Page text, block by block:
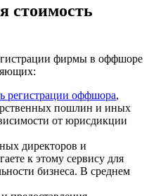
стоимость
фирмы в оффшоре
регистрации оффшора,
пошлин и иных
от юрисдикции
директоров и
к этому сервису для
бизнеса. В среднем